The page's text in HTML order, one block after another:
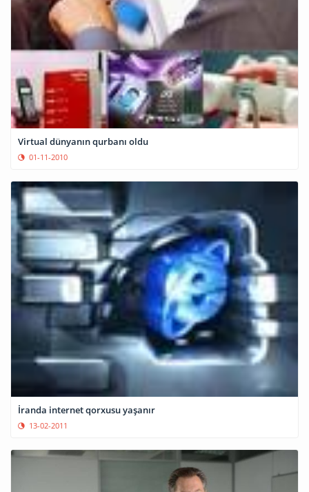
Virtual dünyanın qurbanı oldu
01-11-2010
İranda internet qorxusu yaşanır
13-02-2011